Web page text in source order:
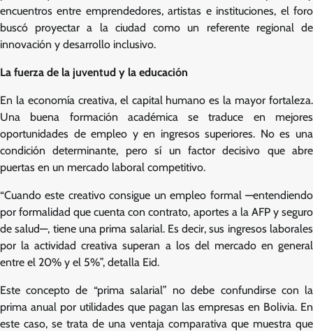
encuentros entre emprendedores, artistas e instituciones, el foro
buscó proyectar a la ciudad como un referente regional de
innovación y desarrollo inclusivo.
La fuerza de la juventud y la educación
En la economía creativa, el capital humano es la mayor fortaleza.
Una buena formación académica se traduce en mejores
oportunidades de empleo y en ingresos superiores. No es una
condición determinante, pero sí un factor decisivo que abre
puertas en un mercado laboral competitivo.
“Cuando este creativo consigue un empleo formal —entendiendo
por formalidad que cuenta con contrato, aportes a la AFP y seguro
de salud—, tiene una prima salarial. Es decir, sus ingresos laborales
por la actividad creativa superan a los del mercado en general
entre el 20% y el 5%”, detalla Eid.
Este concepto de “prima salarial” no debe confundirse con la
prima anual por utilidades que pagan las empresas en Bolivia. En
este caso, se trata de una ventaja comparativa que muestra que